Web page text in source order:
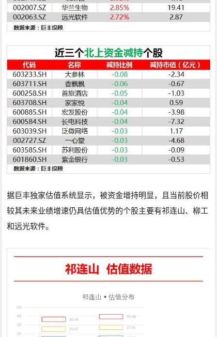
据巨丰独家估值系统显示，被资金增持明显，且当前股价相
较其未来业绩增速仍具估值优势的个股主要有祁连山、柳工
和远光软件。